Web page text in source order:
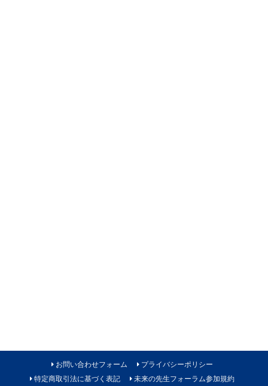
お問い合わせフォーム
プライバシーポリシー
特定商取引法に基づく表記
未来の先生フォーラム参加規約